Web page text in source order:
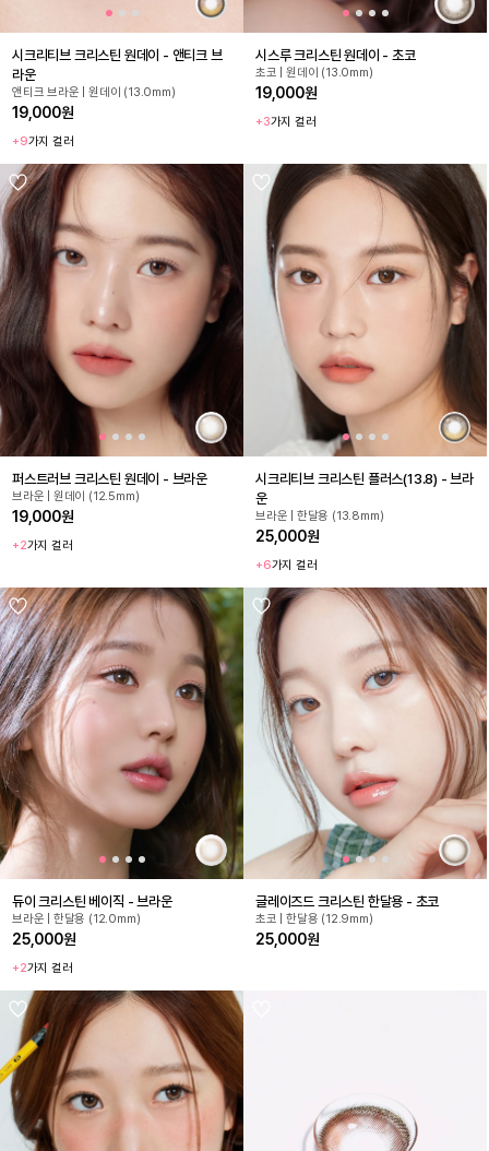
시크리티브 크리스틴 원데이 - 앤티크 브
라운
앤티크 브라운 | 원데이 (13.0mm)
19,000원
+9가지 컬러
시스루 크리스틴 원데이 - 초코
초코 | 원데이 (13.0mm)
19,000원
+3가지 컬러
퍼스트러브 크리스틴 원데이 - 브라운
브라운 | 원데이 (12.5mm)
19,000원
+2가지 컬러
시크리티브 크리스틴 플러스(13.8) - 브라
운
브라운 | 한달용 (13.8mm)
25,000원
+6가지 컬러
듀이 크리스틴 베이직 - 브라운
브라운 | 한달용 (12.0mm)
25,000원
+2가지 컬러
글레이즈드 크리스틴 한달용 - 초코
초코 | 한달용 (12.9mm)
25,000원